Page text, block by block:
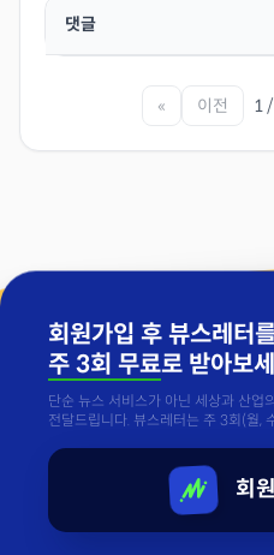
댓글
« 이전 1
회원가입 후 뷰스레터
주 3회 무료로 받아보
단순 뉴스 서비스가 아닌 세상과 산
전달드립니다. 뷰스레터는 주 3회(월,
회